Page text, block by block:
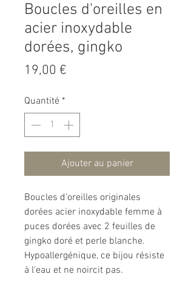
Boucles d'oreilles en
acier inoxydable
dorées, gingko
19,00 €
Quantité *
Ajouter au panier
Boucles d'oreilles originales
dorées acier inoxydable femme à
puces dorées avec 2 feuilles de
gingko doré et perle blanche.
Hypoallergénique, ce bijou résiste
à l'eau et ne noircit pas.